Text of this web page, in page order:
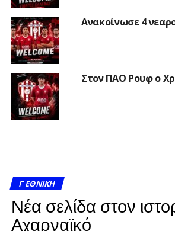
Ανακοίνωσε 4
Στον ΠΑΟ Ρουφ ο
Γ ΕΘΝΙΚΉ
Νέα σελίδα στον
Αχαρναϊκό